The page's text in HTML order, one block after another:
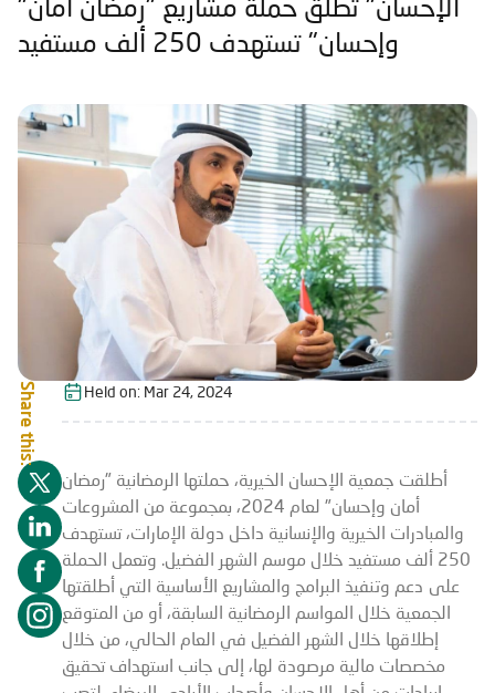
وإحسان" تستهدف 250 ألف مستفيد
Share this: Held on: Mar 24, 2024
أطلقت جمعية الإحسان الخيرية، حملتها الرمضانية "رمضان
أمان وإحسان" لعام 2024، بمجموعة من المشروعات
والمبادرات الخيرية والإنسانية داخل دولة الإمارات، تستهدف
250 ألف مستفيد خلال موسم الشهر الفضيل. وتعمل الحملة
على دعم وتنفيذ البرامج والمشاريع الأساسية التي أطلقتها
الجمعية خلال المواسم الرمضانية السابقة، أو من المتوقع
إطلاقها خلال الشهر الفضيل في العام الحالي، من خلال
مخصصات مالية مرصودة لها، إلى جانب استهداف تحقيق